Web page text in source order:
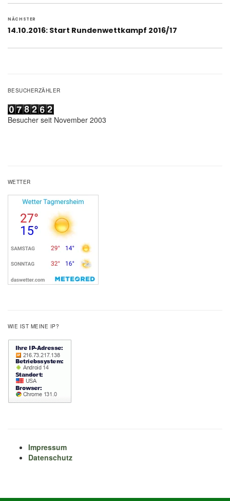
NÄCHSTER
Nächster
14.10.2016: Start Rundenwettkampf 2016/17
BESUCHERZÄHLER
Besucher seit November 2003
WETTER
WIE IST MEINE IP?
Impressum
Datenschutz